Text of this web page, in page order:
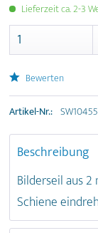
Lieferzeit ca. 2-3
Bewerten
Artikel-Nr.: SW10455
Beschreibung
Bilderseil aus
Schiene